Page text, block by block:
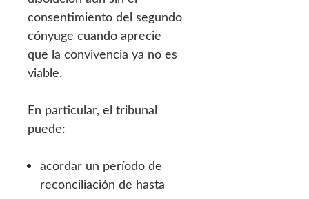
consentimiento del segundo
cónyuge cuando aprecie
que la convivencia ya no es
viable.
En particular, el tribunal
puede:
acordar un período de
reconciliación de hasta